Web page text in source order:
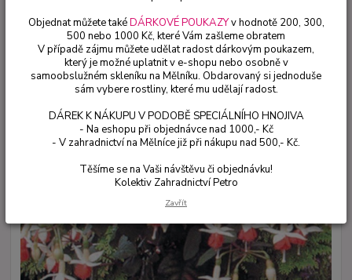
Objednat můžete takéDÁRKOVÉ POUKAZYv hodnotě 200, 300,
500 nebo 1000 Kč, které Vám zašleme obratem
V případě zájmu můžete udělat radost dárkovým poukazem,
který je možné uplatnit v e-shopu nebo osobně v
samoobslužném skleníku na Mělníku. Obdarovaný si jednoduše
sám vybere rostliny, které mu udělají radost.
DÁREK K NÁKUPU V PODOBĚ SPECIÁLNÍHO HNOJIVA
- Na eshopu při objednávce nad 1000,- Kč
- V zahradnictví na Mělníce již při nákupu nad 500,- Kč.
Těšíme se na Vaši návštěvu či objednávku!
Kolektiv Zahradnictví Petro
Zavřít